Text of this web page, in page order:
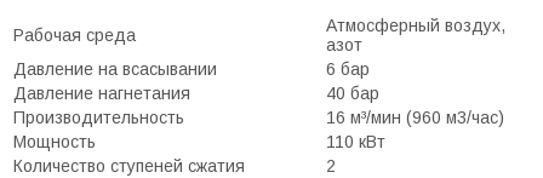
Рабочая среда
Атмосферный воздух,
азот
Давление на всасывании
6 бар
Давление нагнетания
40 бар
Производительность
16 м³/мин (960 м3/час)
Мощность
110 кВт
Количество ступеней сжатия
2